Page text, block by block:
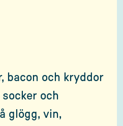
bacon och kryddor
och
glögg, vin,